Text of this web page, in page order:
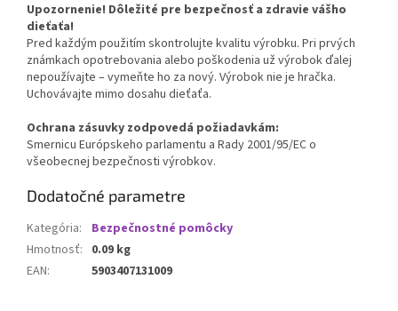
Upozornenie! Dôležité pre bezpečnosť a zdravie vášho
dieťaťa!
Pred každým použitím skontrolujte kvalitu výrobku. Pri prvých
známkach opotrebovania alebo poškodenia už výrobok ďalej
nepoužívajte – vymeňte ho za nový. Výrobok nie je hračka.
Uchovávajte mimo dosahu dieťaťa.
Ochrana zásuvky zodpovedá požiadavkám:
Smernicu Európskeho parlamentu a Rady 2001/95/EC o
všeobecnej bezpečnosti výrobkov.
Dodatočné parametre
Kategória:
Bezpečnostné pomôcky
Hmotnosť: 0.09 kg
EAN: 5903407131009